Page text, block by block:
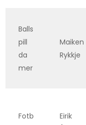
Balls
pill
da
mer
Maiken
Rykkje
Fotb
Eirik